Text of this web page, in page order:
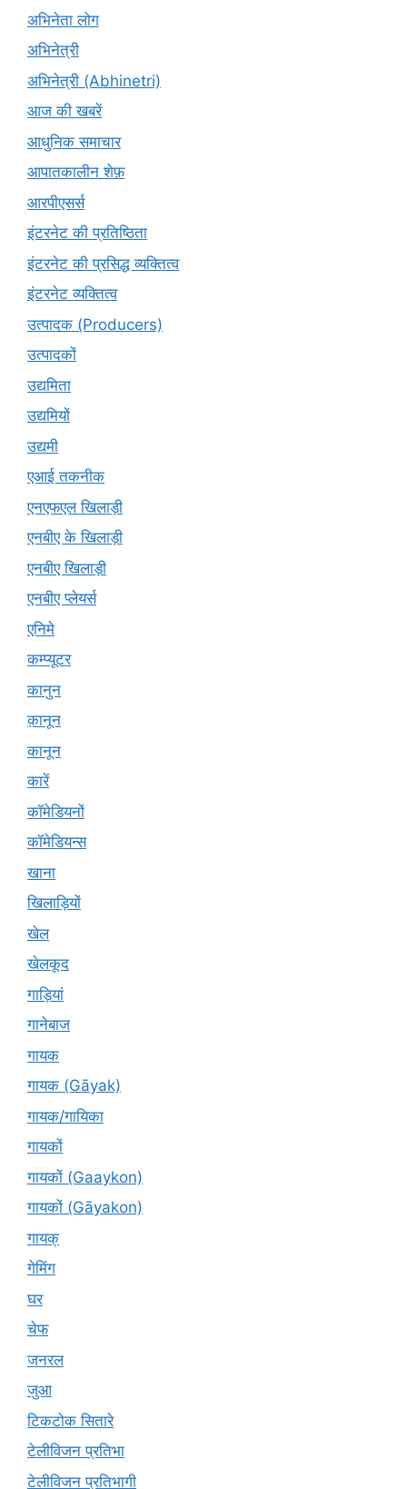
अभिनेता लोग
अभिनेत्री
अभिनेत्री (Abhinetri)
आज की खबरें
आधुनिक समाचार
आपातकालीन शेफ़
आरपीएसर्स
इंटरनेट की प्रतिष्ठिता
इंटरनेट की प्रसिद्ध व्यक्तित्व
इंटरनेट व्यक्तित्व
उत्पादक (Producers)
उत्पादकों
उद्यमिता
उद्यमियों
उद्यमी
एआई तकनीक
एनएफएल खिलाड़ी
एनबीए के खिलाड़ी
एनबीए खिलाड़ी
एनबीए प्लेयर्स
एनिमे
कम्प्यूटर
कानुन
क़ानून
कानून
कारें
कॉमेडियनों
कॉमेडियन्स
खाना
खिलाड़ियों
खेल
खेलकूद
गाड़ियां
गानेबाज
गायक
गायक (Gāyak)
गायक/गायिका
गायकों
गायकों (Gaaykon)
गायकों (Gāyakon)
गायक्
गेमिंग
घर
चेफ
जनरल
जुआ
टिकटोक सितारे
टेलीविजन प्रतिभा
टेलीविजन प्रतिभागी